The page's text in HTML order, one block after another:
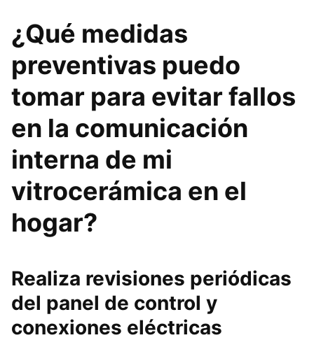
¿Qué medidas
preventivas puedo
tomar para evitar fallos
en la comunicación
interna de mi
vitrocerámica en el
hogar?
Realiza revisiones periódicas
del panel de control y
conexiones eléctricas